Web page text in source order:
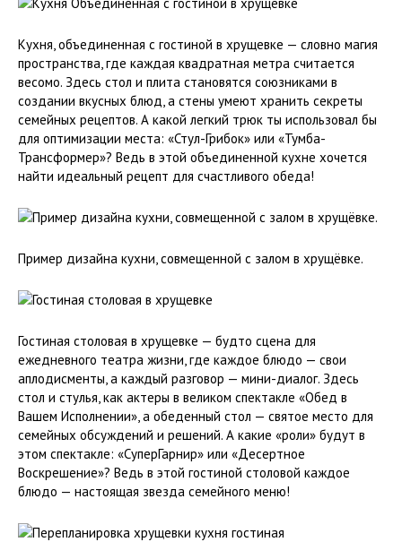
Кухня, объединенная с гостиной в хрущевке — словно магия
пространства, где каждая квадратная метра считается
весомо. Здесь стол и плита становятся союзниками в
создании вкусных блюд, а стены умеют хранить секреты
семейных рецептов. А какой легкий трюк ты использовал бы
для оптимизации места: «Стул-Грибок» или «Тумба-
Трансформер»? Ведь в этой объединенной кухне хочется
найти идеальный рецепт для счастливого обеда!
Пример дизайна кухни, совмещенной с залом в хрущёвке.
Гостиная столовая в хрущевке — будто сцена для
ежедневного театра жизни, где каждое блюдо — свои
аплодисменты, а каждый разговор — мини-диалог. Здесь
стол и стулья, как актеры в великом спектакле «Обед в
Вашем Исполнении», а обеденный стол — святое место для
семейных обсуждений и решений. А какие «роли» будут в
этом спектакле: «СуперГарнир» или «Десертное
Воскрешение»? Ведь в этой гостиной столовой каждое
блюдо — настоящая звезда семейного меню!